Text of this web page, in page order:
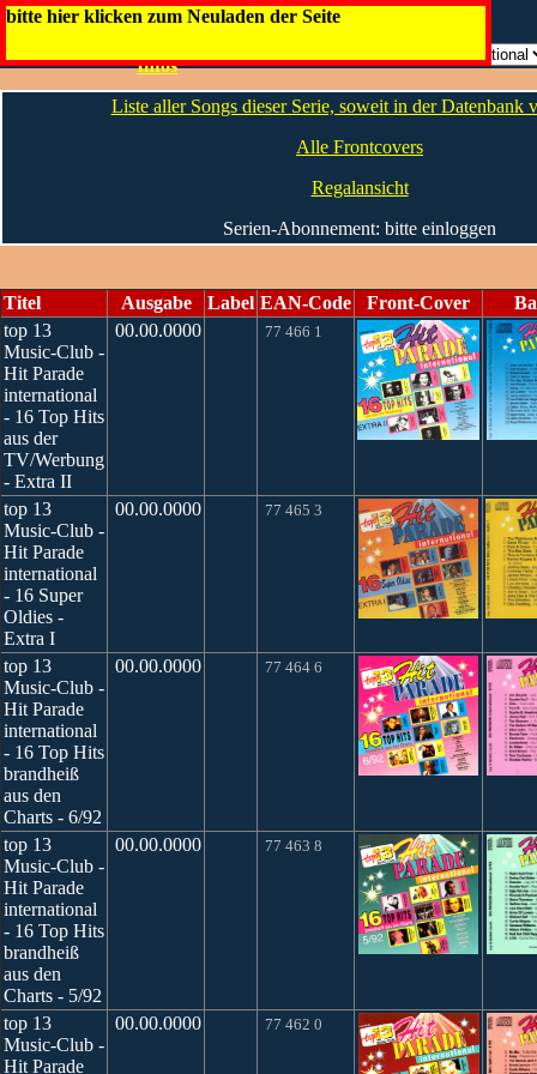
bitte hier klicken zum Neuladen der Seite
ChartBoxx / Top 13 Music / Top 20
Infos
Liste aller Songs dieser Serie, soweit in der Datenbank
Alle Frontcovers
Regalansicht
Serien-Abonnement: bitte einloggen
Titel Ausgabe Label EAN-Code Front-Cover
top 13
Music-Club -
Hit Parade
international
- 16 Top Hits
aus der
TV/Werbung
- Extra II
00.00.0000 77 466 1
top 13
Music-Club -
Hit Parade
international
- 16 Super
Oldies -
Extra I
00.00.0000 77 465 3
top 13
Music-Club -
Hit Parade
international
- 16 Top Hits
brandheiß
aus den
Charts - 6/92
00.00.0000 77 464 6
top 13
Music-Club -
Hit Parade
international
- 16 Top Hits
brandheiß
aus den
Charts - 5/92
00.00.0000 77 463 8
top 13
Music-Club -
Hit Parade
00.00.0000 77 462 0